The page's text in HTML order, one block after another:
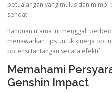
petualangan yang mulus dan
sendat.
Panduan utama ini menggali
menawarkan tips untuk kinerja
potensi tantangan secara efektif.
Memahami
Genshin Impact